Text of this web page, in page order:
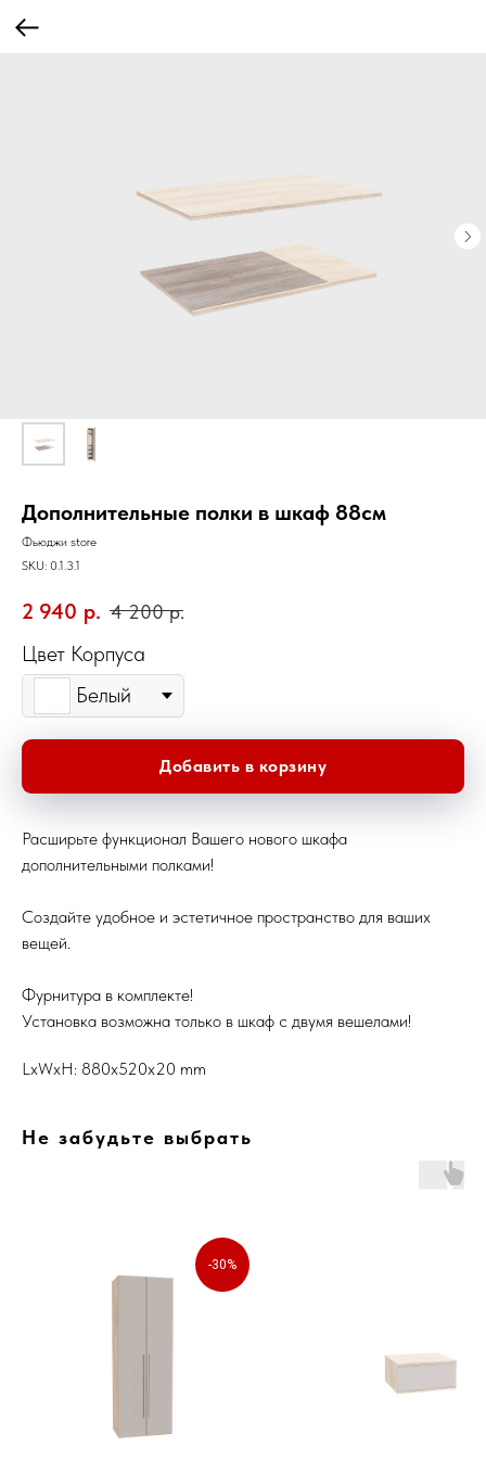
Дополнительные полки в шкаф 88см
Фьюджи store
SKU: 0.1.3.1
2 940 р. 4 200 р.
Цвет Корпуса
Белый
Добавить в корзину
Расширьте функционал Вашего нового шкафа
дополнительными полками!
Создайте удобное и эстетичное пространство для ваших
вещей.
Фурнитура в комплекте!
Установка возможна только в шкаф с двумя вешелами!
LxWxH: 880x520x20 mm
Не забудьте выбрать
-30%